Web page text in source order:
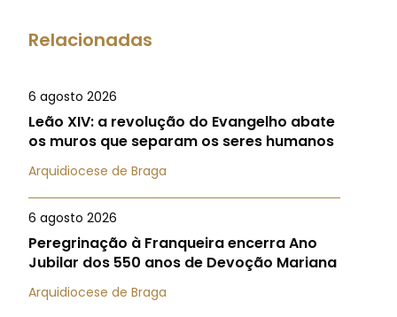
Relacionadas
6 agosto 2026
Leão XIV: a revolução do Evangelho abate
os muros que separam os seres humanos
Arquidiocese de Braga
6 agosto 2026
Peregrinação à Franqueira encerra Ano
Jubilar dos 550 anos de Devoção Mariana
Arquidiocese de Braga